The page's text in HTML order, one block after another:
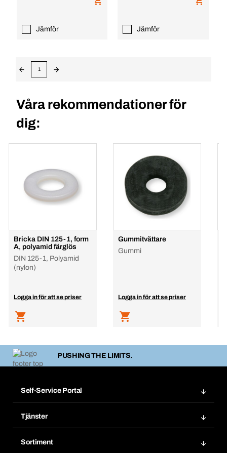
Jämför Jämför
1
Våra rekommendationer för
dig:
Bricka DIN 125-1, form
A, polyamid färglös
DIN 125-1, Polyamid
(nylon)
Logga in för att se priser
Gummitvättare
Gummi
Logga in för att se priser
PUSHING THE LIMITS.
Self-Service Portal
Mina produkter
Tjänster
Sortiment